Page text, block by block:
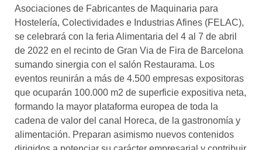
Asociaciones de Fabricantes de Maquinaria para
Hostelería, Colectividades e Industrias Afines (FELAC),
se celebrará con la feria Alimentaria del 4 al 7 de abril
de 2022 en el recinto de Gran Via de Fira de Barcelona
sumando sinergia con el salón Restaurama. Los
eventos reunirán a más de 4.500 empresas expositoras
que ocuparán 100.000 m2 de superficie expositiva neta,
formando la mayor plataforma europea de toda la
cadena de valor del canal Horeca, de la gastronomía y
alimentación. Preparan asimismo nuevos contenidos